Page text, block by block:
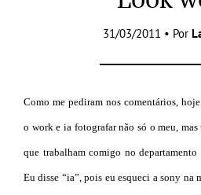
31/03/2011 • Por
Como me pediram nos comentários,
o work e ia fotografar não só o meu,
que trabalham comigo no departamento
Eu disse “ia”, pois eu esqueci a sony na